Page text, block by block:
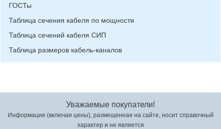
ГОСТы
Таблица сечения кабеля по мощности
Таблица сечений кабеля СИП
Таблица размеров кабель-каналов
Уважаемые покупатели!
Информация (включая цены), размещенная на сайте, носит справочный
характер и не является